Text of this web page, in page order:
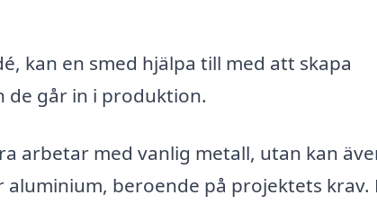
kan en smed hjälpa till med att skapa
går in i produktion.
arbetar med vanlig metall, utan kan
beroende på projektets krav.